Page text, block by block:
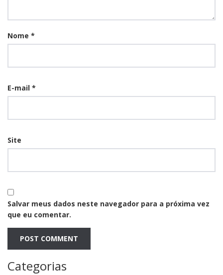
Nome *
E-mail *
Site
Salvar meus dados neste navegador para a próxima vez
que eu comentar.
Categorias